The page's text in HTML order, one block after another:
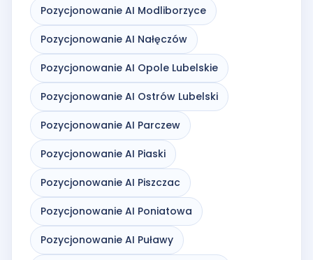
Pozycjonowanie AI Modliborzyce
Pozycjonowanie AI Nałęczów
Pozycjonowanie AI Opole Lubelskie
Pozycjonowanie AI Ostrów Lubelski
Pozycjonowanie AI Parczew
Pozycjonowanie AI Piaski
Pozycjonowanie AI Piszczac
Pozycjonowanie AI Poniatowa
Pozycjonowanie AI Puławy